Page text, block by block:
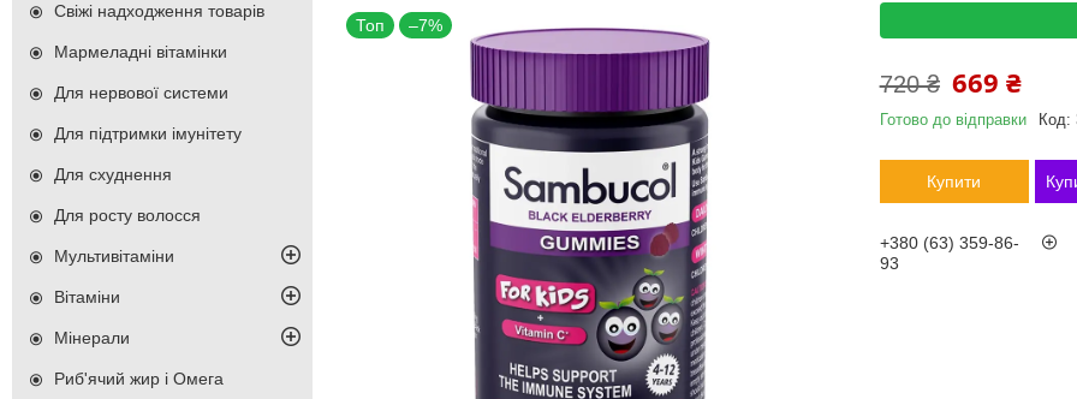
Топ –7%
720 ₴ 669 ₴
Готово до відправки Код:
Купити
+380 (63) 359-86-
93
Свіжі надходження товарів
Мармеладні вітамінки
Для нервової системи
Для підтримки імунітету
Для схуднення
Для росту волосся
Мультивітаміни
Вітаміни
Мінерали
Риб'ячий жир і Омега